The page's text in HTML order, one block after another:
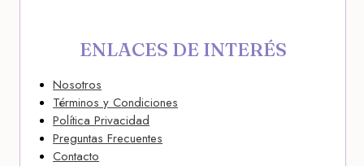
ENLACES DE INTERÉS
Nosotros
Términos y Condiciones
Política Privacidad
Preguntas Frecuentes
Contacto